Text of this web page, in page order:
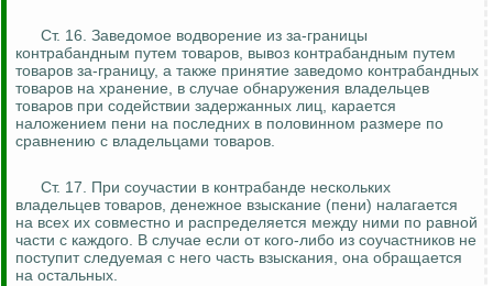
Ст. 16. Заведомое водворение из за-границы
контрабандным путем товаров, вывоз контрабандным путем
товаров за-границу, а также принятие заведомо контрабандных
товаров на хранение, в случае обнаружения владельцев
товаров при содействии задержанных лиц, карается
наложением пени на последних в половинном размере по
сравнению с владельцами товаров.
Ст. 17. При соучастии в контрабанде нескольких
владельцев товаров, денежное взыскание (пени) налагается
на всех их совместно и распределяется между ними по равной
части с каждого. В случае если от кого-либо из соучастников не
поступит следуемая с него часть взыскания, она обращается
на остальных.